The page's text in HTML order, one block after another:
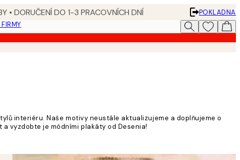
• DORUČENÍ DO 1-3 PRACOVNÍCH DNÍ
POKLADNA
interiéru. Naše motivy neustále aktualizujeme a doplňujeme o
vyzdobte je módními plakáty od Desenia!